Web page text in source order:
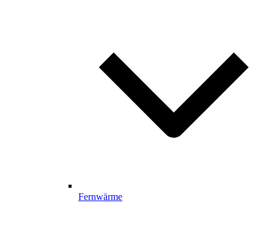
Fernwärme